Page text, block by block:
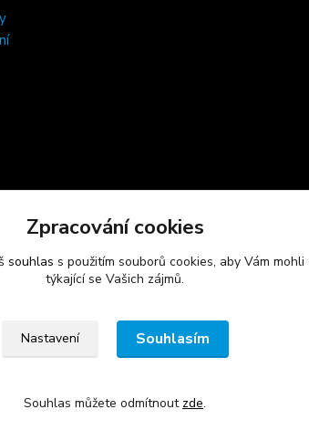
Zpracování cookies
souhlas s použitím souborů cookies, aby Vám
týkající se Vašich zájmů.
Nastavení Souhlasím
Souhlas můžete odmítnout zde.